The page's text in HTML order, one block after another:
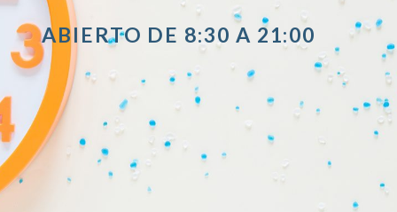
ABIERTO DE 8:30 A 21:00